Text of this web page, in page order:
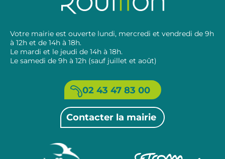
Votre mairie est ouverte lundi, mercredi et vendredi de 9h
à 12h et de 14h à 18h.
Le mardi et le jeudi de 14h à 18h.
Le samedi de 9h à 12h (sauf juillet et août)
02 43 47 83 00
Contacter la mairie